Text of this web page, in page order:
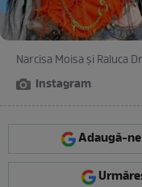
Narcisa Moisa și Raluca
Instagram
Adaugă-